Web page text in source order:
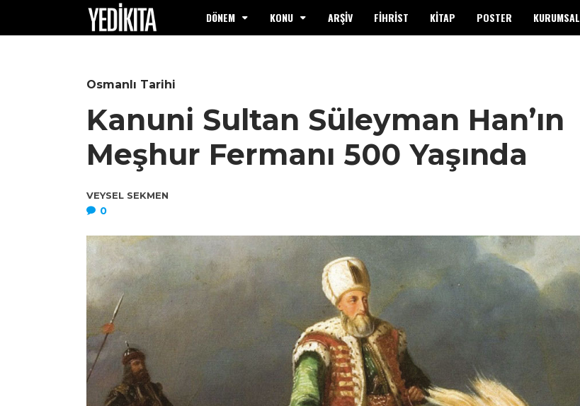
DÖNEM KONU ARŞİV FİHRİST KİTAP POSTER KURUMSAL
Osmanlı Tarihi
Kanuni Sultan Süleyman Han’ın
Meşhur Fermanı 500 Yaşında
VEYSEL SEKMEN
0